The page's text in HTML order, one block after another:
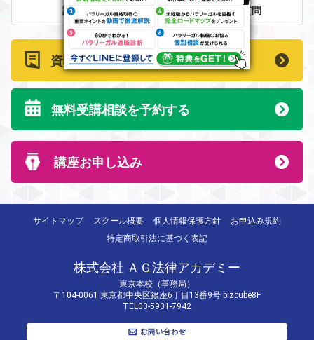
講師紹介 よくある質問
資料請求はこちら
無料受講相談を予約する
講座お申し込み
サイトマップ スクール概要 個人情報保護方針
お申込み規約
特定商取引法に基づく表記
株式会社 ＡＧ法律アカデミー
東京本校（事務局）
〒104-0061 東京都中央区銀座6丁目13番9号 bizcube8F
TEL03-5931-7942